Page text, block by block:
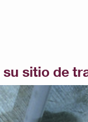
sitio de